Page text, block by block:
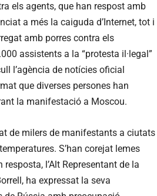
els agents, que han respost amb
a més la caiguda d’Internet, tot i
amb porres contra els
assistents a la “protesta il·legal”
l’agència de notícies oficial
que diverses persones han
la manifestació a Moscou.
de milers de manifestants a ciutats
S’han corejat lemes
l’Alt Representant de la
ha expressat la seva